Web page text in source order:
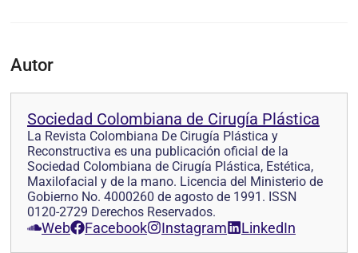
Autor
Sociedad Colombiana de Cirugía Plástica
La Revista Colombiana De Cirugía Plástica y
Reconstructiva es una publicación oficial de la
Sociedad Colombiana de Cirugía Plástica, Estética,
Maxilofacial y de la mano. Licencia del Ministerio de
Gobierno No. 4000260 de agosto de 1991. ISSN
0120-2729 Derechos Reservados.
Web Facebook Instagram LinkedIn